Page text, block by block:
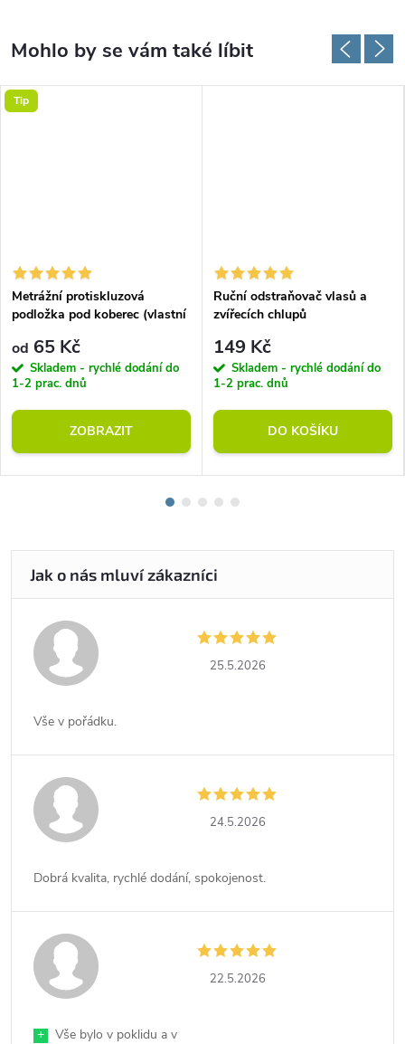
Tip
Metrážní protiskluzová
podložka pod koberec (vlastní
od 65 Kč
Skladem - rychlé dodání do
1-2 prac. dnů
ZOBRAZIT
Ruční odstraňovač vlasů a
zvířecích chlupů
149 Kč
Skladem - rychlé dodání do
1-2 prac. dnů
DO KOŠÍKU
25.5.2026
Vše v pořádku.
24.5.2026
Dobrá kvalita, rychlé dodání, spokojenost.
22.5.2026
+
Vše bylo v poklidu a v